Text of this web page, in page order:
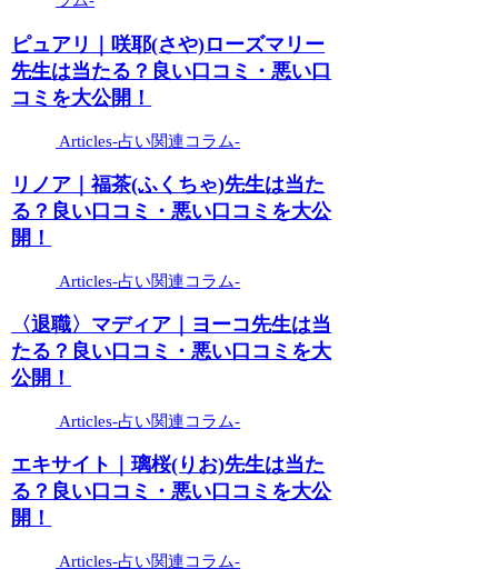
ピュアリ｜咲耶(さや)ローズマリー
先生は当たる？良い口コミ・悪い口
コミを大公開！
Articles-占い関連コラム-
リノア｜福茶(ふくちゃ)先生は当た
る？良い口コミ・悪い口コミを大公
開！
Articles-占い関連コラム-
〈退職〉マディア｜ヨーコ先生は当
たる？良い口コミ・悪い口コミを大
公開！
Articles-占い関連コラム-
エキサイト｜璃桜(りお)先生は当た
る？良い口コミ・悪い口コミを大公
開！
Articles-占い関連コラム-